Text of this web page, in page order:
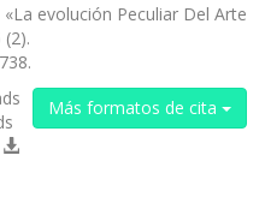
evolución Peculiar Del Arte
(2).
Más formatos de cita